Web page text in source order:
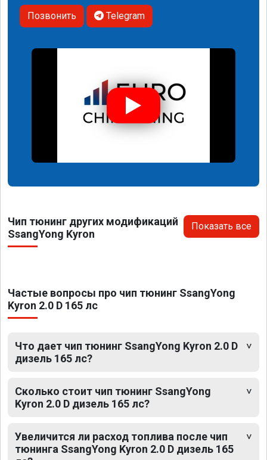
Позвонить Telegram
Чип тюнинг других модификаций
SsangYong Kyron
Показать все
Частые вопросы про чип тюнинг SsangYong
Kyron 2.0 D 165 лс
Что дает чип тюнинг SsangYong Kyron 2.0 D
дизель 165 лс?
Сколько стоит чип тюнинг SsangYong
Kyron 2.0 D дизель 165 лс?
Увеличится ли расход топлива после чип
тюнинга SsangYong Kyron 2.0 D дизель 165